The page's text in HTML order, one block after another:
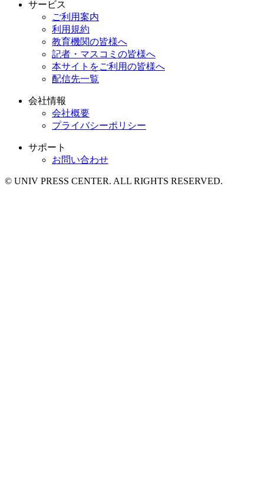
サービス
ご利用案内
利用規約
教育機関の皆様へ
記者・マスコミの皆様へ
本サイトをご利用の皆様へ
配信先一覧
会社情報
会社概要
プライバシーポリシー
サポート
お問い合わせ
© UNIV PRESS CENTER. ALL RIGHTS RESERVED.